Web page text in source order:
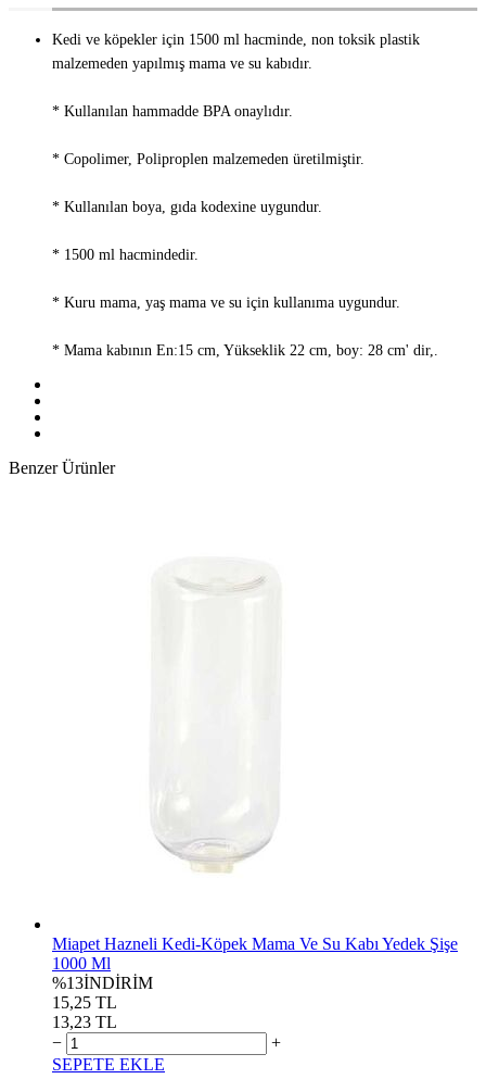
Kedi ve köpekler için 1500 ml hacminde, non toksik plastik
malzemeden yapılmış mama ve su kabıdır.
* Kullanılan hammadde BPA onaylıdır.
* Copolimer, Poliproplen malzemeden üretilmiştir.
* Kullanılan boya, gıda kodexine uygundur.
* 1500 ml hacmindedir.
* Kuru mama, yaş mama ve su için kullanıma uygundur.
* Mama kabının En:15 cm, Yükseklik 22 cm, boy: 28 cm' dir,.
* Bulaşık makinasında yıkanabilir.
Benzer Ürünler
Miapet Hazneli Kedi-Köpek Mama Ve Su Kabı Yedek Şişe
1000 Ml
%13İNDİRİM
15,25 TL
13,23 TL
−
+
SEPETE EKLE